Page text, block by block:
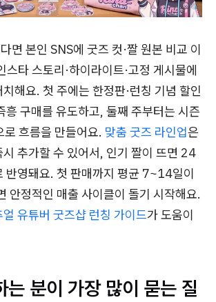
면 본인 SNS에 굿즈 컷·짤 원본 비교 이
스타 스토리·하이라이트·고정 게시물에
해요. 첫 주에는 한정판·런칭 기념 할인
흥 구매를 유도하고, 둘째 주부터는 시즌
로 흐름을 만들어요. 맞춤 굿즈 라인업은
추가할 수 있어서, 인기 짤이 뜨면 24
반영돼요. 첫 판매까지 평균 7~14일이
안정적인 매출 사이클이 돌기 시작해요.
얼 유튜버 굿즈샵 런칭 가이드가 도움이
는 분이 가장 많이 묻는 질